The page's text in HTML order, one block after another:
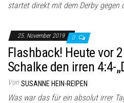
startet direkt mit dem Derby gegen
25. November 2019 0
Flashback! Heute vor
Schalke den irren 4:4-
Von SUSANNE HEIN-REIPEN
Was war das für ein absolut irrer